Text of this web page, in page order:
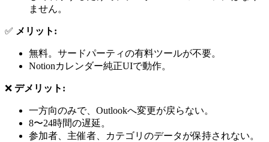
ません。
✅ メリット:
無料。サードパーティの有料ツールが不要。
Notionカレンダー純正UIで動作。
❌ デメリット:
一方向のみで、Outlookへ変更が戻らない。
8〜24時間の遅延。
参加者、主催者、カテゴリのデータが保持されない。